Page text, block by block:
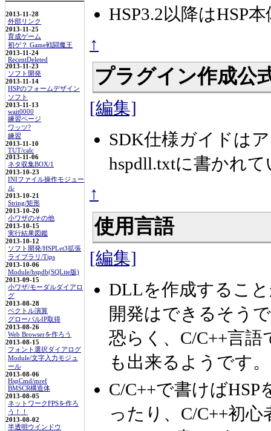
2013-11-28
外部リンク
2013-11-25
育成ゲーム
初ゲ？ Game戦闘魔王
2013-11-24
RecentDeleted
2013-11-23
ソフト開発
2013-11-14
HSPのフォームデザイン
ソフト
2013-11-13
wait0000
練習ページ
ワッツ?
練習
2013-11-10
TUT/calc
2013-11-06
ネタ収集BOX/1
2013-10-23
INIファイル操作モジュー
ル
2013-10-21
String/矩形
2013-10-20
小ワザのその他
2013-10-15
実行結果図鑑
2013-10-12
ソフト開発/HSPLet3拡張
ライブラリ/Tips
2013-10-06
Module/hspdb(SQLite版)
2013-09-15
小ワザ/モーダルダイアロ
グ
2013-08-28
ベクトル演算
グローバルIP取得
2013-08-26
Web Browserを作ろう
2013-08-15
フォント選択ダイアログ
Module/文字入力モジュ
ール
2013-08-06
HspCmd/mref
BMSCR構造体
2013-08-05
ネットワークFPSを作ろ
う！！
2013-08-02
半透明ウインドウ
HSP3.2以降はHSP
↑
プラグイン作成公
[編集]
SDK仕様ガイドは
hspdll.txtに書かれ
↑
使用言語
[編集]
DLLを作成するこ
開発はできるそう
恐らく、C/C++言
も出来るようです。
C/C++で書けば
ったり、C/C++初